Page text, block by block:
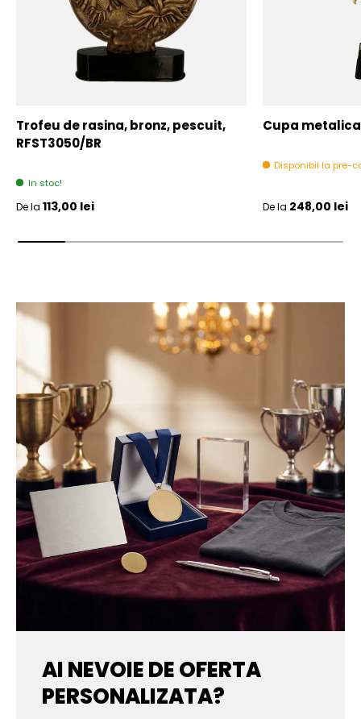
Trofeu de rasina, bronz, pescuit,
RFST3050/BR
In stoc!
Pret initial
De la 113,00 lei
Cupa
Disponibil la pre-
Pret initial
De la 248,00 lei
AI NEVOIE DE OFERTA
PERSONALIZATA?